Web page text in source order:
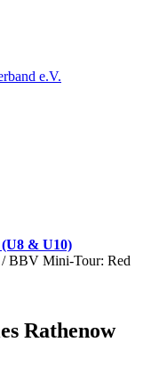
& U10)
/ BBV Mini-Tour: Red
Rathenow